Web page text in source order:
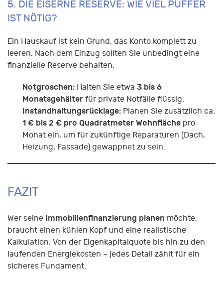
5. DIE EISERNE RESERVE: WIE VIEL PUFFER
IST NÖTIG?
Ein Hauskauf ist kein Grund, das Konto komplett zu
leeren. Nach dem Einzug sollten Sie unbedingt eine
finanzielle Reserve behalten.
Notgroschen: Halten Sie etwa 3 bis 6
Monatsgehälter für private Notfälle flüssig.
Instandhaltungsrücklage: Planen Sie zusätzlich ca.
1 € bis 2 € pro Quadratmeter Wohnfläche pro
Monat ein, um für zukünftige Reparaturen (Dach,
Heizung, Fassade) gewappnet zu sein.
FAZIT
Wer seine Immobilienfinanzierung planen möchte,
braucht einen kühlen Kopf und eine realistische
Kalkulation. Von der Eigenkapitalquote bis hin zu den
laufenden Energiekosten – jedes Detail zählt für ein
sicheres Fundament.